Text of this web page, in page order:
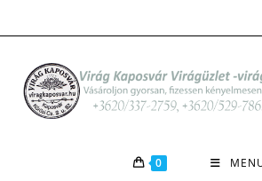
to
0